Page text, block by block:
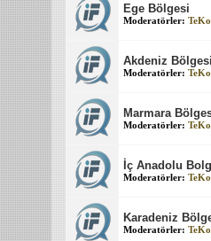
Ege Bölgesi
Moderatörler: TeKo
Akdeniz Bölgesi
Moderatörler: TeKo
Marmara
Moderatörler: TeKo
İç Anadolu
Moderatörler: TeKo
Karadeniz
Moderatörler: TeKo